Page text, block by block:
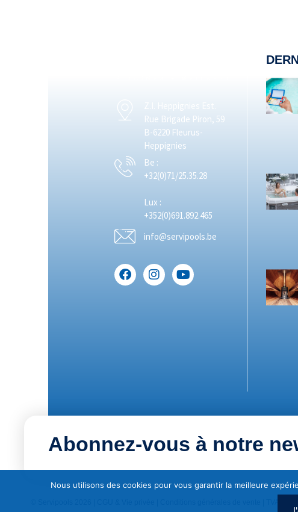
Rue Brigade Piron, 59
B-6220 Fleurus-
Heppignies
Be :
+32(0)71/25.35.28
Lux :
+352(0)691.892.465
info@servipools.be
Abonnez-vous à notre
Nous utilisons des cookies pour vous garantir la meilleure